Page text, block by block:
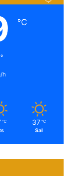
℃
h
℃ 37 ℃
Sal